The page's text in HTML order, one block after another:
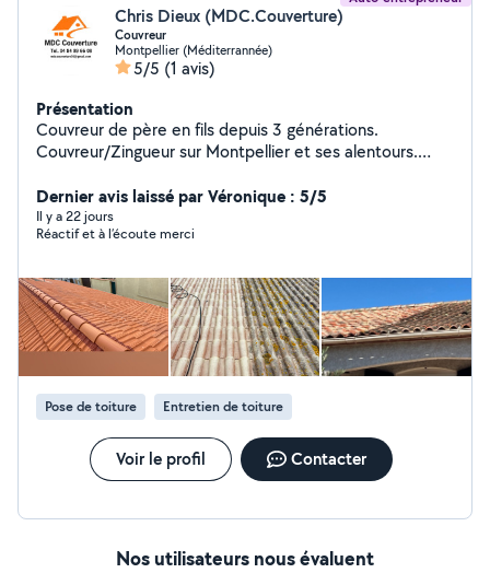
Chris Dieux (MDC.Couverture)
Couvreur
Montpellier (Méditerrannée)
5/5 (1 avis)
Présentation
Couvreur de père en fils depuis 3 générations.
Couvreur/Zingueur sur Montpellier et ses alentours.
Dernier avis laissé par Véronique : 5/5
Il y a 22 jours
Réactif et à l’écoute merci
Pose de toiture Entretien de toiture
Voir le profil Contacter
Nos utilisateurs nous évaluent